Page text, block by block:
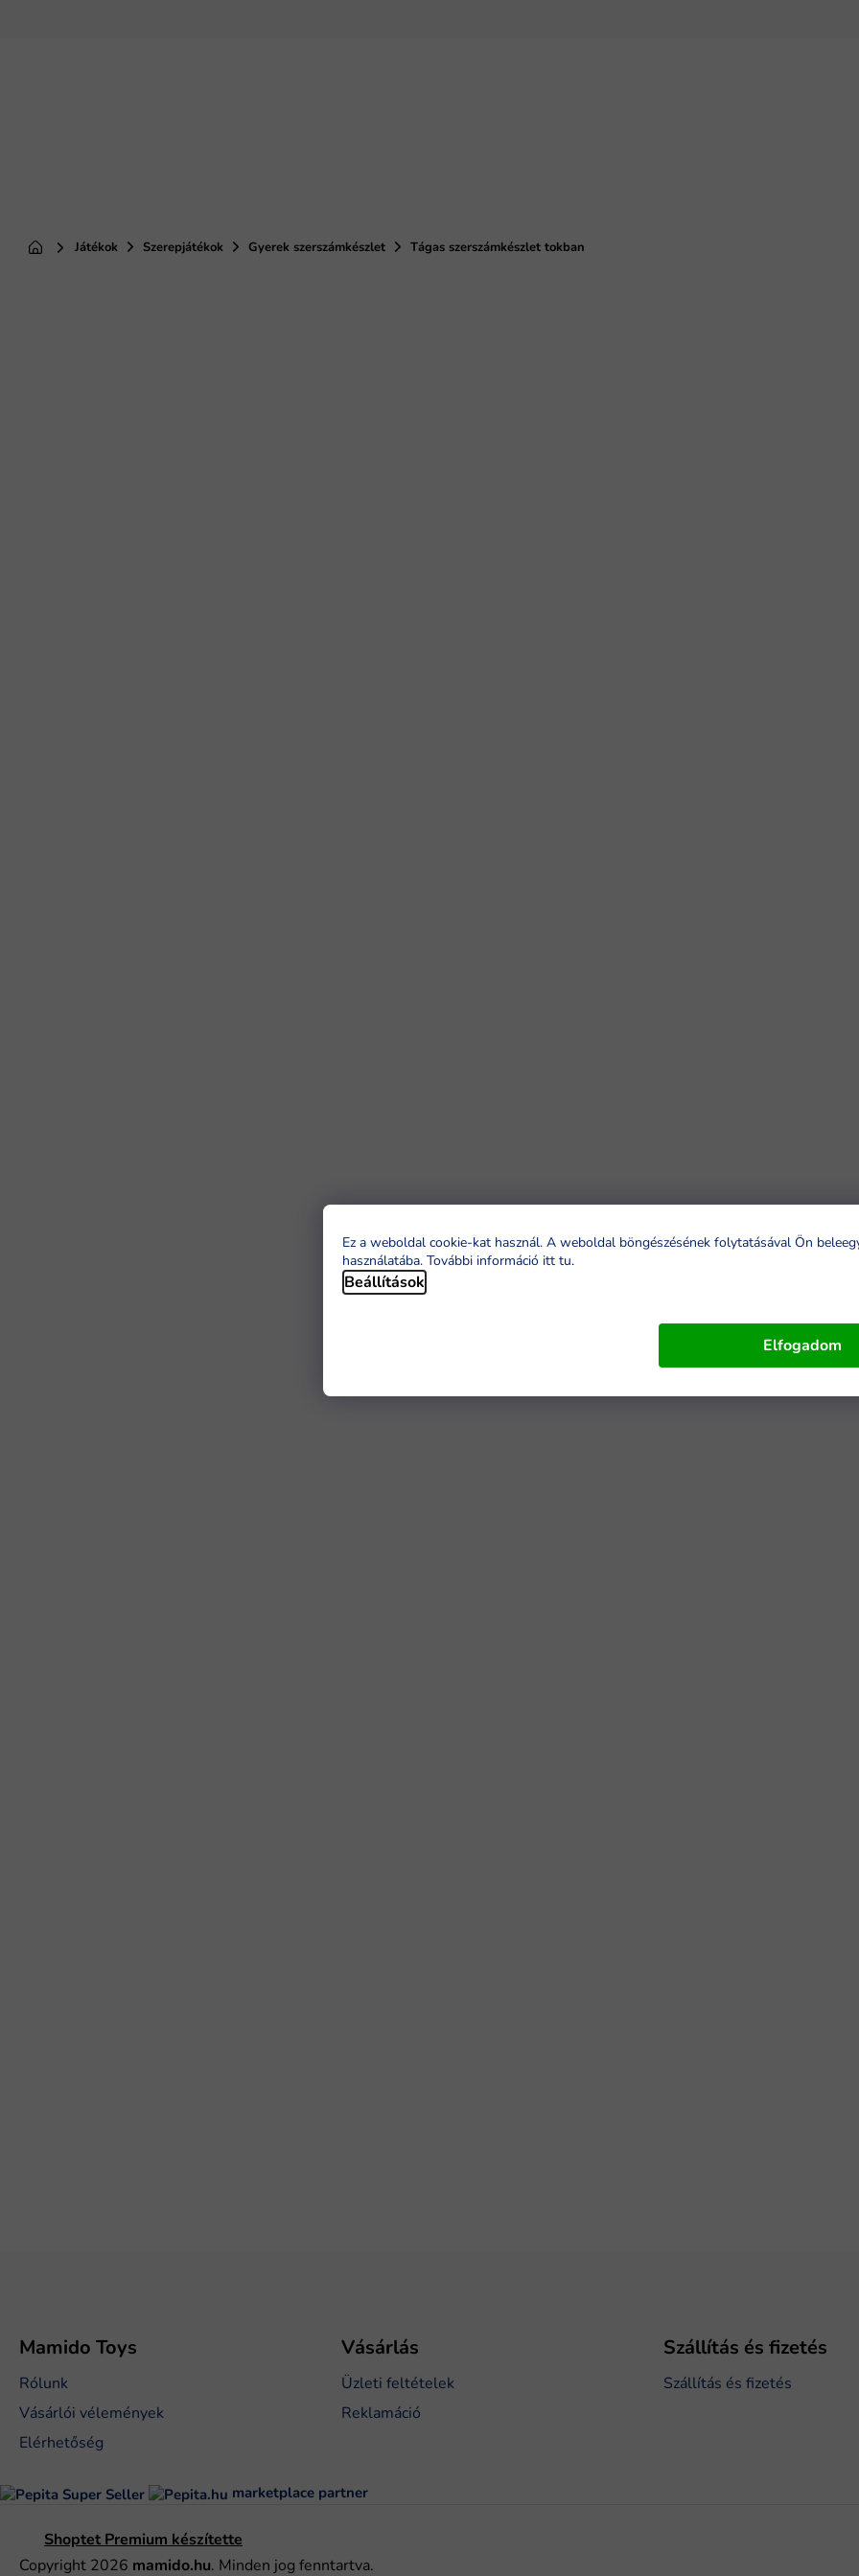
Ez a weboldal cookie-kat használ. A weboldal böngészésének folytatásával Ön
használatába. További információ itt tu.
Beállítások
Elfogadom
Kezdőlap
Játékok Szerepjátékok Gyerek szerszámkészlet Tágas szerszámkészlet tokban
Mamido Toys
Rólunk
Vásárlói vélemények
Elérhetőség
Vásárlás
Üzleti feltételek
Reklamáció
Szállítás és fizetés
Szállítás és fizetés
marketplace partner
Shoptet Premium készítette
Copyright 2026 mamido.hu. Minden jog fenntartva.